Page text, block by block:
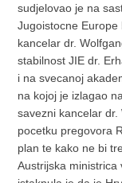
sudjelovao je na
Jugoistocne
kancelar dr.
stabilnost JIE dr.
i na svecanoj
na kojoj je izlagao
savezni kancelar
pocetku pregovora
plan te kako ne bi
Austrijska ministrica